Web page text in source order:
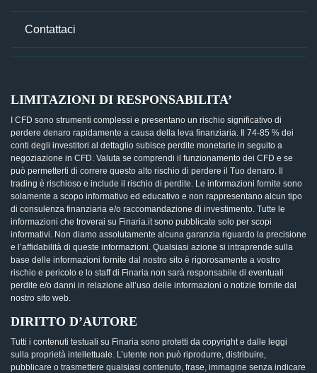
Contattaci
LIMITAZIONI DI RESPONSABILITA’
I CFD sono strumenti complessi e presentano un rischio significativo di
perdere denaro rapidamente a causa della leva finanziaria. Il 74-85 % dei
conti degli investitori al dettaglio subisce perdite monetarie in seguito a
negoziazione in CFD. Valuta se comprendi il funzionamento dei CFD e se
può permetterti di correre questo alto rischio di perdere il Tuo denaro. Il
trading è rischioso e include il rischio di perdite. Le informazioni fornite sono
solamente a scopo informativo ed educativo e non rappresentano alcun tipo
di consulenza finanziaria e/o raccomandazione di investimento. Tutte le
informazioni che troverai su Finaria.it sono pubblicate solo per scopi
informativi. Non diamo assolutamente alcuna garanzia riguardo la precisione
e l’affidabilità di queste informazioni. Qualsiasi azione si intraprende sulla
base delle informazioni fornite dal nostro sito è rigorosamente a vostro
rischio e pericolo e lo staff di Finaria non sarà responsabile di eventuali
perdite e/o danni in relazione all’uso delle informazioni o notizie fornite dal
nostro sito web.
DIRITTO D’AUTORE
Tutti i contenuti testuali su Finaria sono protetti da copyright e dalle leggi
sulla proprietà intellettuale. L’utente non può riprodurre, distribuire,
pubblicare o trasmettere qualsiasi contenuto, frase, immagine senza indicare